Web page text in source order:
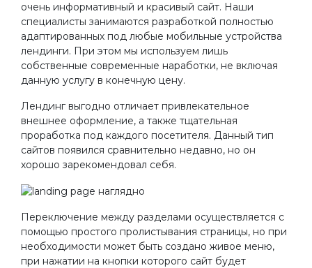
очень информативный и красивый сайт. Наши
специалисты занимаются разработкой полностью
адаптированных под любые мобильные устройства
лендинги. При этом мы используем лишь
собственные современные наработки, не включая
данную услугу в конечную цену.
Лендинг выгодно отличает привлекательное
внешнее оформление, а также тщательная
проработка под каждого посетителя. Данный тип
сайтов появился сравнительно недавно, но он
хорошо зарекомендовал себя.
Переключение между разделами осуществляется с
помощью простого пролистывания страницы, но при
необходимости может быть создано живое меню,
при нажатии на кнопки которого сайт будет